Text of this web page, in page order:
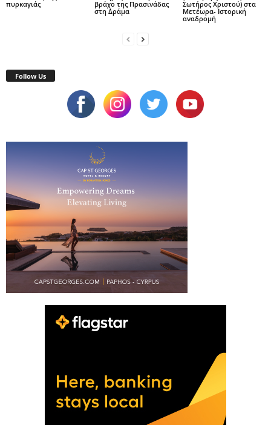
πυρκαγιάς
βράχο της Πρασινάδας
στη Δράμα
Σωτήρος Χριστού) στα
Μετέωρα- Ιστορική
αναδρομή
Follow Us